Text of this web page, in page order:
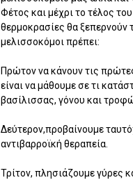
Φέτος και μέχρι το τέλος
θερμοκρασίες θα
μελισσοκόμοι πρέπει:
Πρώτον να κάνουν τις
είναι να μάθουμε σε τι
βασίλισσας, γόνου και
Δεύτερον,προβαίνουμε
αντιβαρροϊκή θεραπεία.
Τρίτον, πλησιάζουμε γύρες